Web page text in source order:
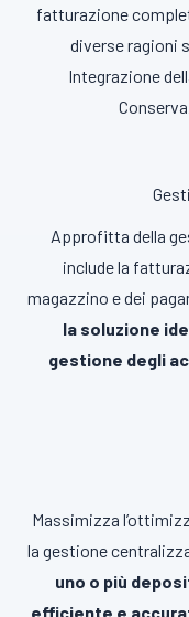
fatturazione
diverse ragioni
Integrazione
Approfitta della
include la
magazzino e dei
la soluzione
gestione degli
Massimizza
la gestione
uno o più
efficiente e